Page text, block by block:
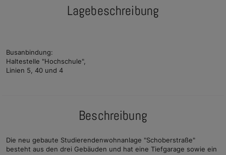
Lagebeschreibung
Busanbindung:
Haltestelle "Hochschule",
Linien 5, 40 und 4
Beschreibung
Die neu gebaute Studierendenwohnanlage "Schoberstraße"
besteht aus den drei Gebäuden und hat eine Tiefgarage sowie ein